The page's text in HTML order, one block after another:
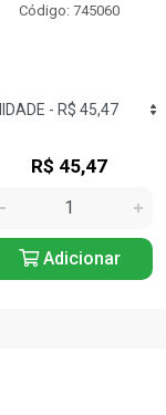
Código: 745060
R$ 45,47
Adicionar